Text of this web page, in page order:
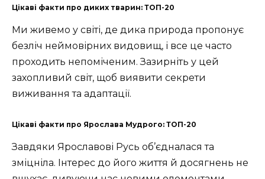
Цікаві факти про диких тварин: ТОП-20
Ми живемо у світі, де дика природа пропонує
безліч неймовірних видовищ, і все це часто
проходить непоміченим. Зазирніть у цей
захопливий світ, щоб виявити секрети
виживання та адаптації.
Цікаві факти про Ярослава Мудрого: ТОП-20
Завдяки Ярославові Русь об’єдналася та
зміцніла. Інтерес до його життя й досягнень не